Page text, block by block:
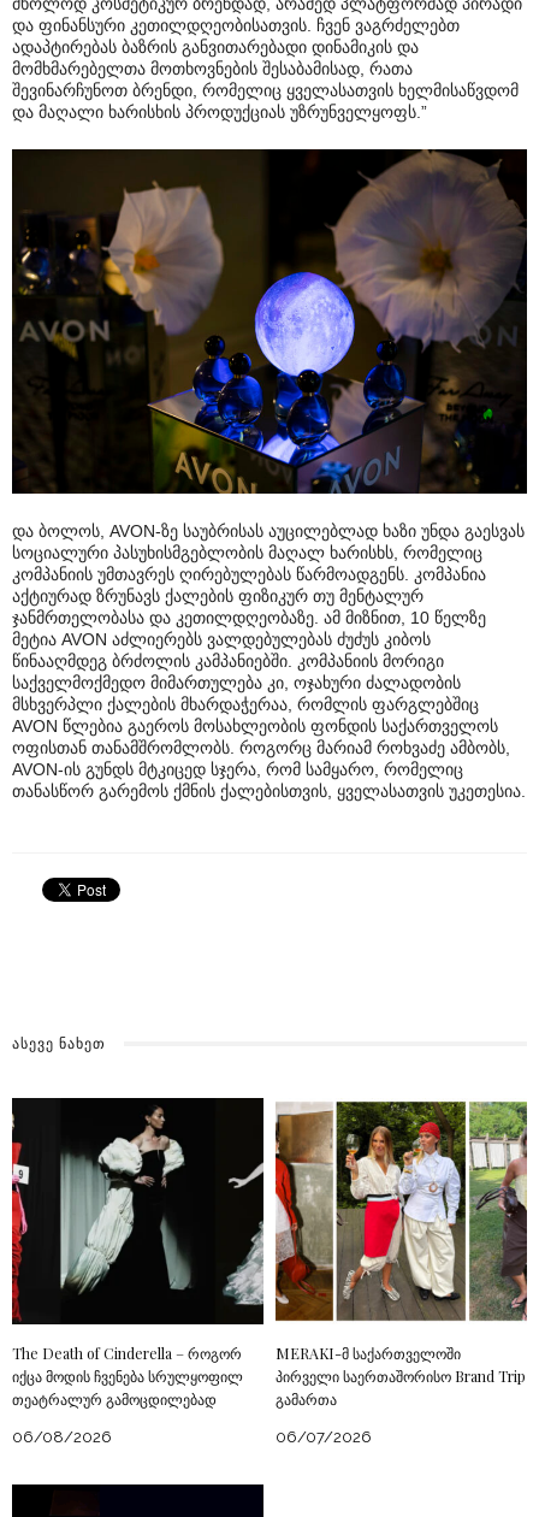
მხოლოდ კოსმეტიკურ ბრენდად, არამედ პლატფორმად პირადი
და ფინანსური კეთილდღეობისათვის. ჩვენ ვაგრძელებთ
ადაპტირებას ბაზრის განვითარებადი დინამიკის და
მომხმარებელთა მოთხოვნების შესაბამისად, რათა
შევინარჩუნოთ ბრენდი, რომელიც ყველასათვის ხელმისაწვდომ
და მაღალი ხარისხის პროდუქციას უზრუნველყოფს.”
და ბოლოს, AVON-ზე საუბრისას აუცილებლად ხაზი უნდა გაესვას
სოციალური პასუხისმგებლობის მაღალ ხარისხს, რომელიც
კომპანიის უმთავრეს ღირებულებას წარმოადგენს. კომპანია
აქტიურად ზრუნავს ქალების ფიზიკურ თუ მენტალურ
ჯანმრთელობასა და კეთილდღეობაზე. ამ მიზნით, 10 წელზე
მეტია AVON აძლიერებს ვალდებულებას ძუძუს კიბოს
წინააღმდეგ ბრძოლის კამპანიებში. კომპანიის მორიგი
საქველმოქმედო მიმართულება კი, ოჯახური ძალადობის
მსხვერპლი ქალების მხარდაჭერაა, რომლის ფარგლებშიც
AVON წლებია გაეროს მოსახლეობის ფონდის საქართველოს
ოფისთან თანამშრომლობს. როგორც მარიამ როხვაძე ამბობს,
AVON-ის გუნდს მტკიცედ სჯერა, რომ სამყარო, რომელიც
თანასწორ გარემოს ქმნის ქალებისთვის, ყველასათვის უკეთესია.
ᲐᲡᲔᲕᲔ ᲜᲐᲮᲔᲗ
The Death of Cinderella – როგორ
იქცა მოდის ჩვენება სრულყოფილ
თეატრალურ გამოცდილებად
06/08/2026
MERAKI-მ საქართველოში
პირველი საერთაშორისო Brand Trip
გამართა
06/07/2026